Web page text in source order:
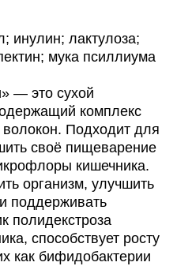
инулин; лактулоза;
мука псиллиума
— это сухой
комплекс
Подходит для
своё пищеварение
кишечника.
организм, улучшить
поддерживать
полидекстроза
способствует росту
как бифидобактерии